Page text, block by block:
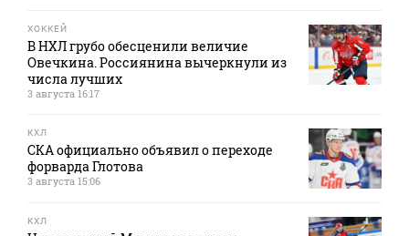
ХОККЕЙ
В НХЛ грубо обесценили величие
Овечкина. Россиянина вычеркнули из
числа лучших
3 августа 16:17
КХЛ
СКА официально объявил о переходе
форварда Глотова
3 августа 15:06
КХЛ